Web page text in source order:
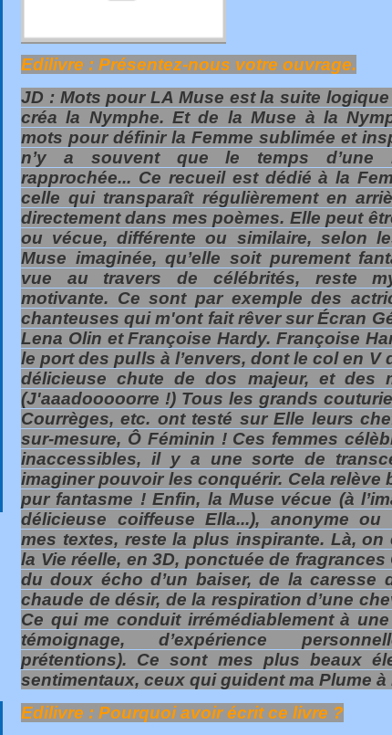
Edilivre : Présentez-nous votre ouvrage.
JD : Mots pour LA Muse est la suite logique
créa la Nymphe. Et de la Muse à la
mots pour définir la Femme sublimée et
n’y a souvent que le temps d’une
rapprochée... Ce recueil est dédié à la
celle qui transparaît régulièrement en
directement dans mes poèmes. Elle peut
ou vécue, différente ou similaire, selon
Muse imaginée, qu’elle soit purement
vue au travers de célébrités, reste
motivante. Ce sont par exemple des
chanteuses qui m'ont fait rêver sur Écran
Lena Olin et Françoise Hardy. Françoise
le port des pulls à l’envers, dont le col en V
délicieuse chute de dos majeur, et des
(J'aaadooooorre !) Tous les grands
Courrèges, etc. ont testé sur Elle leurs
sur-mesure, Ô Féminin ! Ces femmes
inaccessibles, il y a une sorte de
imaginer pouvoir les conquérir. Cela relève
pur fantasme ! Enfin, la Muse vécue (à
délicieuse coiffeuse Ella...), anonyme ou
mes textes, reste la plus inspirante. Là, on
la Vie réelle, en 3D, ponctuée de fragrances
du doux écho d’un baiser, de la caresse
chaude de désir, de la respiration d’une
Ce qui me conduit irrémédiablement à
témoignage, d’expérience
prétentions). Ce sont mes plus beaux
sentimentaux, ceux qui guident ma Plume à
Edilivre : Pourquoi avoir écrit ce livre ?